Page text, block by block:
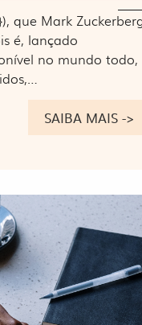
que Mark
é, lançado
no mundo todo,
SAIBA MAIS ->